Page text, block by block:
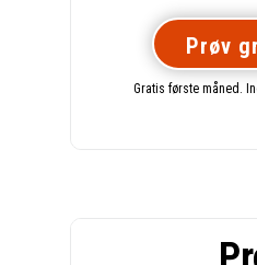
Prøv
Gratis første måned.